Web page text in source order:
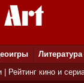
Литература
Рейтинг кино и